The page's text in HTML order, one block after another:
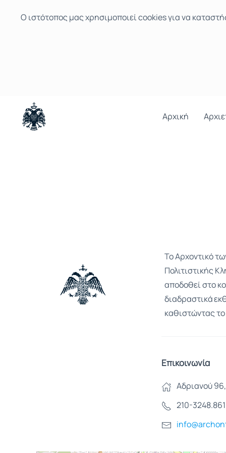
Ο ιστότοπoς μας χρησιμοποιεί cookies για να
Αρχική
Το Αρχοντικό
Πολιτιστικής
αποδοθεί στο
διαδραστικά
καθιστώντας
Επικοινωνία
Αδριανού
210-3248.861